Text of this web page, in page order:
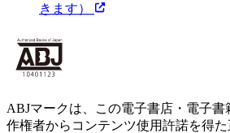
きます）
ABJマークは、この電子書店・電子
作権者からコンテンツ使用許諾を得